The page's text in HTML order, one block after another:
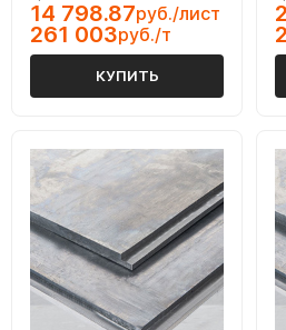
14 798.87руб./лист
261 003руб./т
КУПИТЬ